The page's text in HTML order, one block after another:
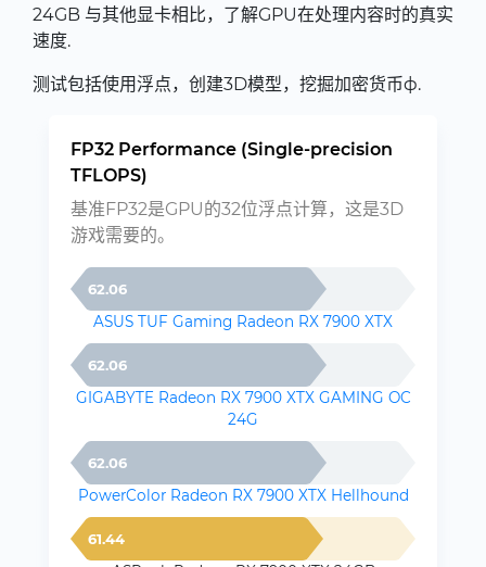
24GB 与其他显卡相比，了解GPU在处理内容时的真实
速度.
测试包括使用浮点，创建3D模型，挖掘加密货币ф.
FP32 Performance (Single-precision
TFLOPS)
基准FP32是GPU的32位浮点计算，这是3D
游戏需要的。
62.06
ASUS TUF Gaming Radeon RX 7900 XTX
62.06
GIGABYTE Radeon RX 7900 XTX GAMING OC
24G
62.06
PowerColor Radeon RX 7900 XTX Hellhound
61.44